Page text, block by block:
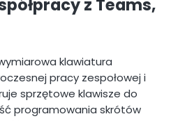
z Teams,
klawiatura
pracy zespołowej i
sprzętowe klawisze do
programowania skrótów